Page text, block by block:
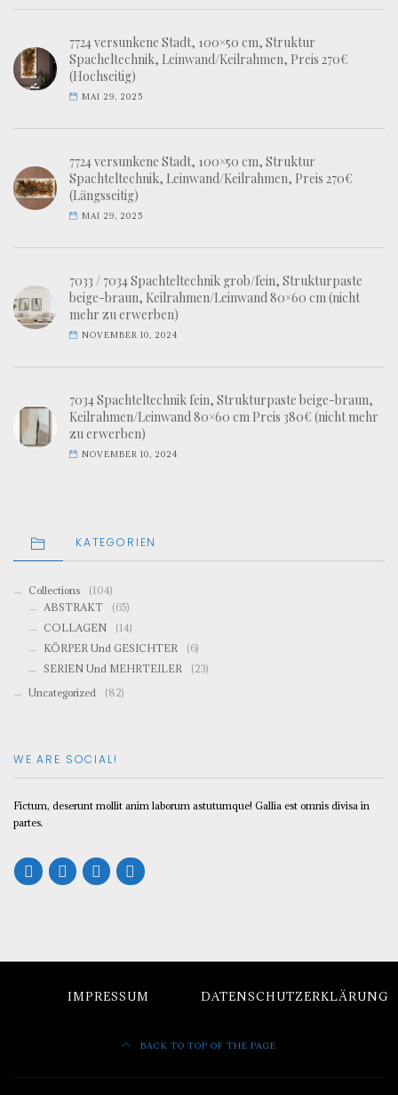
7724 versunkene Stadt, 100×50 cm, Struktur
Spacheltechnik, Leinwand/Keilrahmen, Preis 270€
(Hochseitig)
MAI 29, 2025
7724 versunkene Stadt, 100×50 cm, Struktur
Spachteltechnik, Leinwand/Keilrahmen, Preis 270€
(Längsseitig)
MAI 29, 2025
7033 / 7034 Spachteltechnik grob/fein, Strukturpaste
beige-braun, Keilrahmen/Leinwand 80×60 cm (nicht
mehr zu erwerben)
NOVEMBER 10, 2024
7034 Spachteltechnik fein, Strukturpaste beige-braun,
Keilrahmen/Leinwand 80×60 cm Preis 380€ (nicht mehr
zu erwerben)
NOVEMBER 10, 2024
KATEGORIEN
Collections
(104)
ABSTRAKT
(65)
COLLAGEN
(14)
KÖRPER Und GESICHTER
(6)
SERIEN Und MEHRTEILER
(23)
Uncategorized
(82)
WE ARE SOCIAL!
Fictum, deserunt mollit anim laborum astutumque! Gallia est omnis divisa in
partes.
IMPRESSUM DATENSCHUTZERKLÄRUNG
BACK TO TOP OF THE PAGE